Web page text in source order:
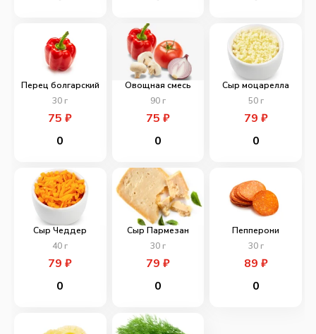
Перец болгарский
30 г
75₽
0
Овощная смесь
90г
75 ₽
0
Сыр моцарелла
50г
79 ₽
0
Сыр Чеддер
40 г
79₽
0
Сыр Пармезан
30г
79 ₽
0
Пепперони
30г
89 ₽
0